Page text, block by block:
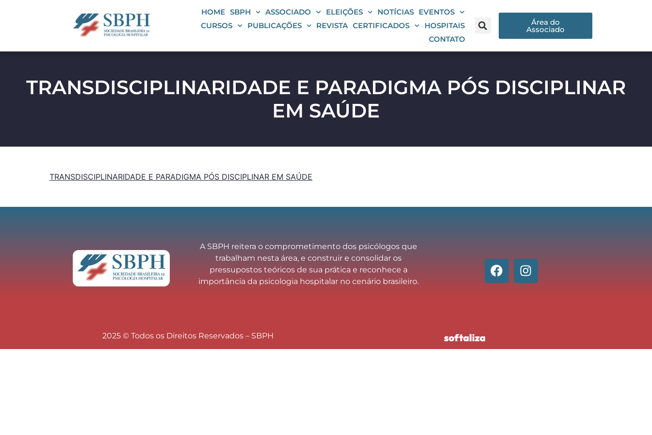
HOME SBPH ASSOCIADO ELEIÇÕES NOTÍCIAS EVENTOS
CURSOS
PUBLICAÇÕES REVISTA CERTIFICADOS
HOSPITAIS
CONTATO
Área do
Associado
TRANSDISCIPLINARIDADE E PARADIGMA PÓS DISCIPLINAR
EM SAÚDE
TRANSDISCIPLINARIDADE E PARADIGMA PÓS DISCIPLINAR EM SAÚDE
A SBPH reitera o comprometimento dos psicólogos que
trabalham nesta área, e construir e consolidar os
pressupostos teóricos de sua prática e reconhece a
importância da psicologia hospitalar no cenário brasileiro.
2025 © Todos os Direitos Reservados – SBPH